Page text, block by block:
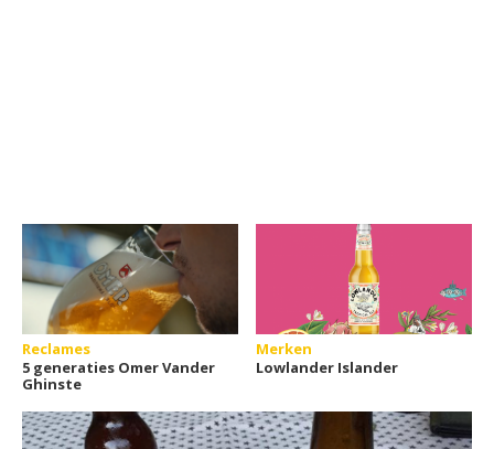
Reclames
5 generaties Omer Vander
Ghinste
Merken
Lowlander Islander